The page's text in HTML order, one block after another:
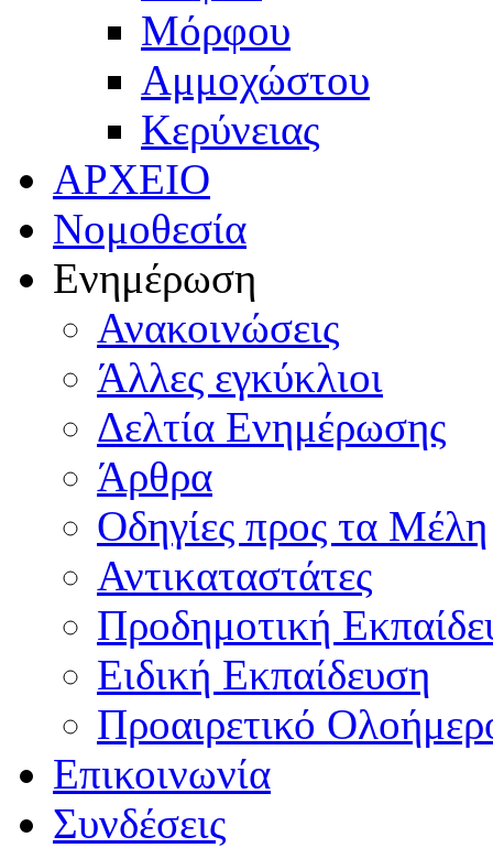
Μόρφου
Αμμοχώστου
Κερύνειας
ΑΡΧΕΙΟ
Νομοθεσία
Ενημέρωση
Ανακοινώσεις
Άλλες εγκύκλιοι
Δελτία Ενημέρωσης
Άρθρα
Οδηγίες προς τα Μέλη
Αντικαταστάτες
Προδημοτική
Ειδική Εκπαίδευση
Προαιρετικό
Επικοινωνία
Συνδέσεις